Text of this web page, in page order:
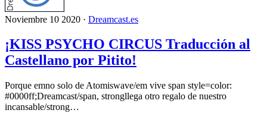
Noviembre 10 2020 · Dreamcast.es
¡KISS PSYCHO CIRCUS Traducción al
Castellano por Pitito!
Porque emno solo de Atomiswave/em vive span style=color:
#0000ff;Dreamcast/span, strongllega otro regalo de nuestro
incansable/strong…